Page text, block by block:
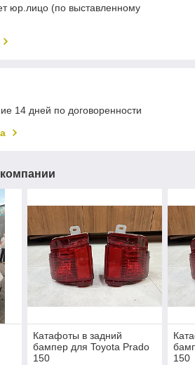
юр.лицо (по выставленному
14 дней по договоренности
Катафоты в задний
бампер для Toyota Prado
150
150